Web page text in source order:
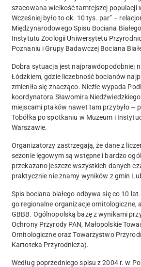
szacowana wielkość tamtejszej populacji
Wcześniej było to ok. 10 tys. par” –
Międzynarodowego Spisu Bociana
Instytutu Zoologii Uniwersytetu
Poznaniu i Grupy Badawczej Bociana
Dobra sytuacja jest najprawdopodobniej
Łódzkiem, gdzie liczebność bocianów
zmieniła się znacząco. Nieźle wypada
koordynatora Sławomira
miejscami ptaków nawet tam przybyło –
Tobółka po spotkaniu w Muzeum i
Warszawie.
Organizatorzy zastrzegają, że dane z
sezonie lęgowym są wstępne i bardzo
przekazano jeszcze wszystkich danych
praktycznie nie znamy wyników z gmin
Spis bociana białego odbywa się co 10
go regionalne organizacje ornitologiczne,
GBBB. Ogólnopolską bazę z wynikami
Ochrony Przyrody PAN, Małopolskie
Ornitologiczne oraz Towarzystwo
Kartoteka Przyrodnicza).
Według poprzedniego spisu z 2004 r. w